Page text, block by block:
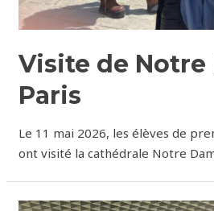
Visite de Notre
Paris
Le 11 mai 2026, les élèves de
ont visité la cathédrale Notre